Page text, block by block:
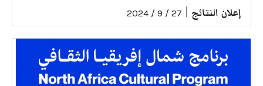
إعلان النتائج 27 / 9 / 2024